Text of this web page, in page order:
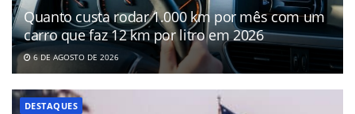
Quanto custa rodar 1.000 km por mês com um
carro que faz 12 km por litro em 2026
6 DE AGOSTO DE 2026
DESTAQUES